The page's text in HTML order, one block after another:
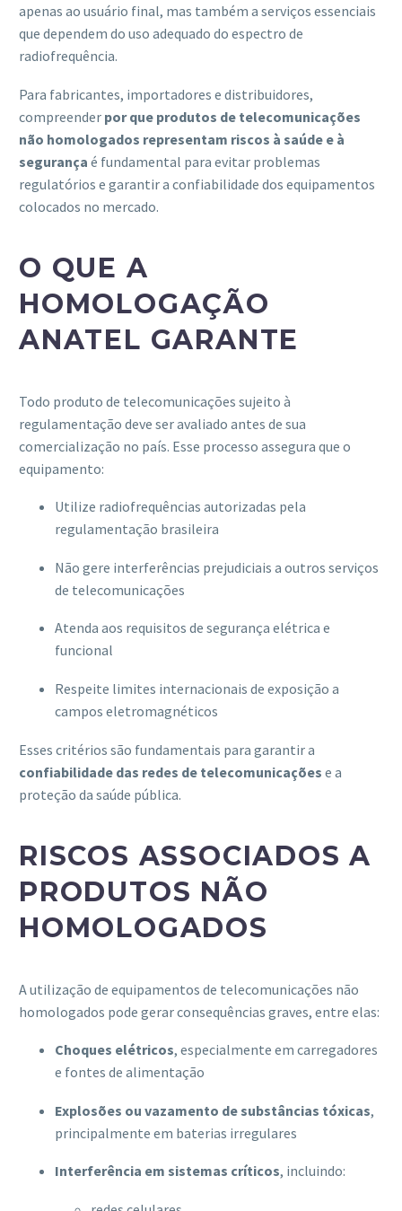
apenas ao usuário final, mas também a serviços essenciais
que dependem do uso adequado do espectro de
radiofrequência.
Para fabricantes, importadores e distribuidores,
compreender por que produtos de telecomunicações
não homologados representam riscos à saúde e à
segurança é fundamental para evitar problemas
regulatórios e garantir a confiabilidade dos equipamentos
colocados no mercado.
O QUE A
HOMOLOGAÇÃO
ANATEL GARANTE
Todo produto de telecomunicações sujeito à
regulamentação deve ser avaliado antes de sua
comercialização no país. Esse processo assegura que o
equipamento:
Utilize radiofrequências autorizadas pela
regulamentação brasileira
Não gere interferências prejudiciais a outros serviços
de telecomunicações
Atenda aos requisitos de segurança elétrica e
funcional
Respeite limites internacionais de exposição a
campos eletromagnéticos
Esses critérios são fundamentais para garantir a
confiabilidade das redes de telecomunicações e a
proteção da saúde pública.
RISCOS ASSOCIADOS A
PRODUTOS NÃO
HOMOLOGADOS
A utilização de equipamentos de telecomunicações não
homologados pode gerar consequências graves, entre elas:
Choques elétricos, especialmente em carregadores
e fontes de alimentação
Explosões ou vazamento de substâncias tóxicas,
principalmente em baterias irregulares
Interferência em sistemas críticos, incluindo: